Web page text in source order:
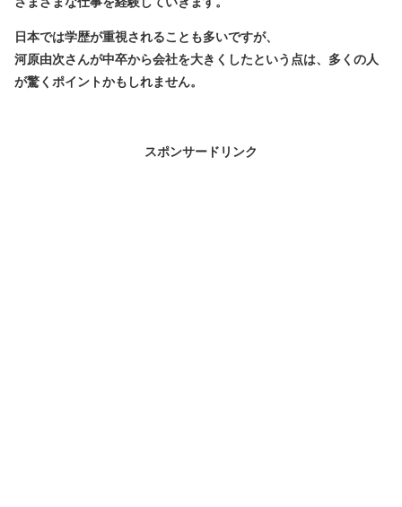
日本では学歴が重視されることも多いですが、
河原由次さんが中卒から会社を大きくしたという点は、多くの人
が驚くポイントかもしれません。
スポンサードリンク